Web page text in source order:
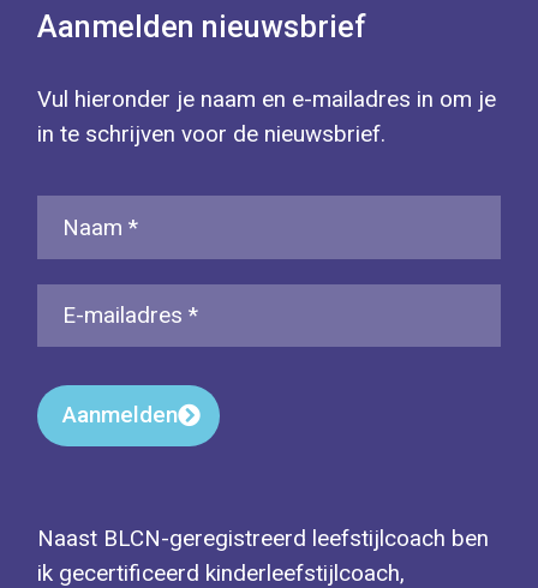
Aanmelden nieuwsbrief
Vul hieronder je naam en e-mailadres in om je
in te schrijven voor de nieuwsbrief.
Aanmelden
Naast BLCN-geregistreerd leefstijlcoach ben
ik gecertificeerd kinderleefstijlcoach,